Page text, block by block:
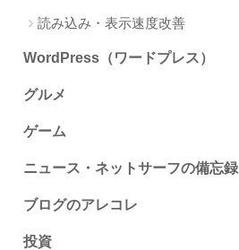
読み込み・表示速度改善
WordPress（ワードプレス）
グルメ
ゲーム
ニュース・ネットサーフの備忘録
ブログのアレコレ
投資